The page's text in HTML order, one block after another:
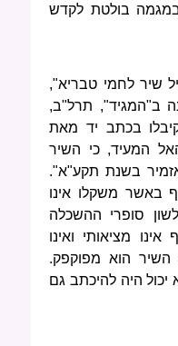
בולטת לקדש
שיר לחמי טבריא",
ב"המגיד", תרל"ב,
שקיבלו בכתב יד מאת
המעיד, כי השיר
בשנת תקע"א".
באשר משקלו אינו
סופרי ההשכלה
מציאותי ואינו
השיר הוא מפוקפק.
יכול היה להיכתב גם